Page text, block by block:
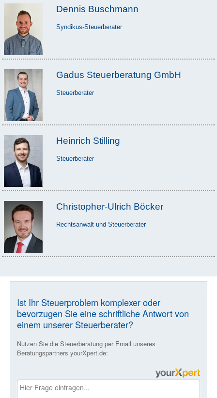
Dennis Buschmann
Syndikus-Steuerberater
Gadus Steuerberatung GmbH
Steuerberater
Heinrich Stilling
Steuerberater
Christopher-Ulrich Böcker
Rechtsanwalt und Steuerberater